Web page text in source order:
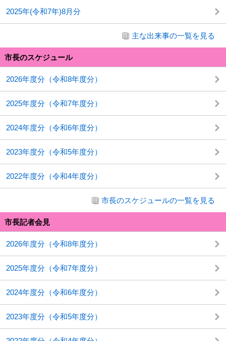
2025年(令和7年)8月分
主な出来事の一覧を見る
市長のスケジュール
2026年度分（令和8年度分）
2025年度分（令和7年度分）
2024年度分（令和6年度分）
2023年度分（令和5年度分）
2022年度分（令和4年度分）
市長のスケジュールの一覧を見る
市長記者会見
2026年度分（令和8年度分）
2025年度分（令和7年度分）
2024年度分（令和6年度分）
2023年度分（令和5年度分）